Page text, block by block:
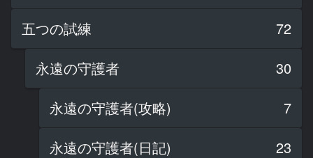
五つの試練
72
永遠の守護者
30
永遠の守護者(攻略)
7
永遠の守護者(日記)
23